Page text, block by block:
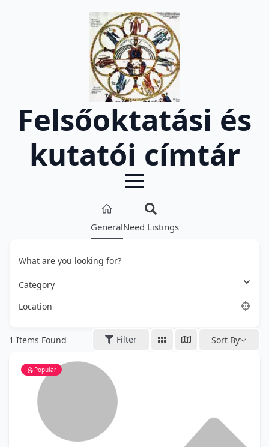
Felsőoktatási és
kutatói címtár
GeneralNeed Listings
What are you looking for?
Category
Location
1 Items Found Filter Sort By
Popular